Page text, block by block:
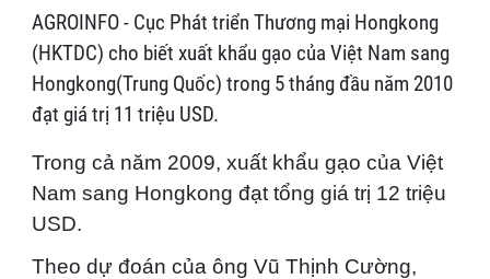
AGROINFO - Cục Phát triển Thương mại Hongkong
(HKTDC) cho biết xuất khẩu gạo của Việt Nam sang
Hongkong(Trung Quốc) trong 5 tháng đầu năm 2010
đạt giá trị 11 triệu USD.
Trong cả năm 2009, xuất khẩu gạo của Việt
Nam sang Hongkong đạt tổng giá trị 12 triệu
USD.
Theo dự đoán của ông Vũ Thịnh Cường,